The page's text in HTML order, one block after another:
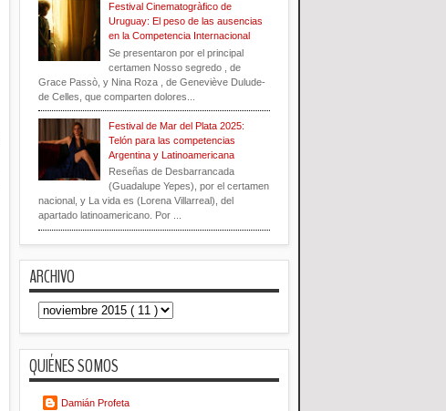
Festival Cinematogràfico de
Uruguay: El peso de las ausencias
en la Competencia Internacional
Se presentaron por el principal
certamen Nosso segredo , de
Grace Passò, y Nina Roza , de Geneviève Dulude-
de Celles, que comparten dolores...
Festival de Mar del Plata 2025:
Telón para las competencias
Argentina y Latinoamericana
Reseñas de Desbarrancada
(Guadalupe Yepes), por el certamen
nacional, y La vida es (Lorena Villarreal), del
apartado latinoamericano. Por ...
ARCHIVO
QUIÉNES SOMOS
Damián Profeta